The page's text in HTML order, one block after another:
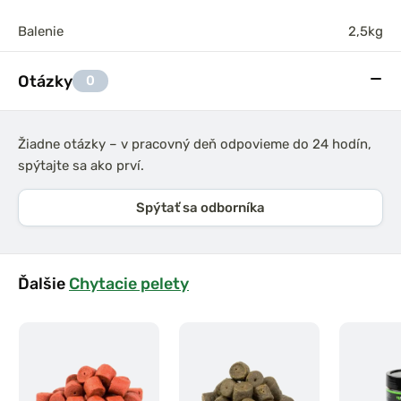
Balenie 2,5kg
Otázky 0
Žiadne otázky – v pracovný deň odpovieme do 24 hodín,
spýtajte sa ako prví.
Spýtať sa odborníka
Ďalšie Chytacie pelety